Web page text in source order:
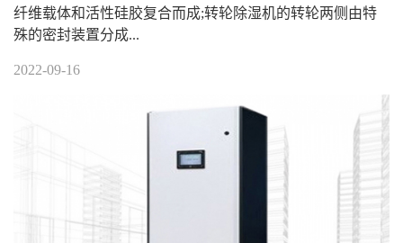
纤维载体和活性硅胶复合而成;转轮除湿机的转轮两侧由特
殊的密封装置分成...
2022-09-16